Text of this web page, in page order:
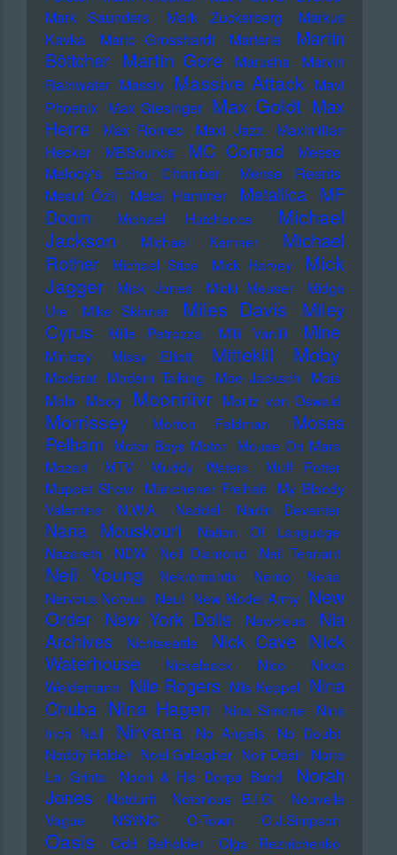
Mark Saunders
Mark Zuckerberg
Markus
Kavka
Marlo Grosshardt Marteria
Martin
Böttcher Martin Gore Marusha
Marvin
Rainwater Massiv Massive Attack Mavi
Phoenix Max Giesinger Max Goldt Max
Herre
Max Romeo Maxi Jazz
Maximilian
Hecker
MBSounds MC Conrad
Meese
Melody's Echo Chamber
Mense Reents
Mesut Özil
Metal Hammer Metallica MF
Doom
Michael Hutchence
Michael
Jackson
Michael Kemner
Michael
Rother
Michael Stipe Mick Harvey
Mick
Jagger
Mick Jones Micki Meuser
Midge
Ure
Mike Skinner Miles Davis
Miley
Cyrus
Mille Petrozza Milli Vanilli Mine
Ministry Missy Elliott Mittekill Moby
Moderat Modern Talking Moe Jacksch
Mois
Mola
Moog Moonriivr Moritz von Oswald
Morrissey Morton Feldman
Moses
Pelham
Motor Boys Motor
Mouse On Mars
Mozart
MTV Muddy Waters
Muff Potter
Muppet Show
Münchener Freiheit
My Bloody
Valentine
N.W.A. Naddel Nadin Deventer
Nana Mouskouri
Nation Of Language
Nazareth
NDW Neil Diamond Neil Tennant
Neil Young Nekromantix Nemo
Nena
Nervous Norvus Neu! New Model Army New
Order New York Dolls Newcleus
Nia
Archives
Nichtseattle Nick Cave
Nick
Waterhouse
Nickelback Nico
Nikko
Weidemann Nile Rogers Nils Keppel Nina
Chuba Nina Hagen Nina Simone
Nine
Inch Nail
Nirvana No Angels
No Doubt
Noddy Holder Noel Gallagher Noir Désir Nono
La Grinta
Noori & His Dorpa Band
Norah
Jones
Notdurft Notorious B.I.G.
Nouvelle
Vague
NSYNC O-Town O.J.Simpson
Oasis Odd Beholder Olga Reznichenko